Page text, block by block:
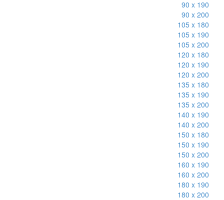
90 x 190
90 x 200
105 x 180
105 x 190
105 x 200
120 x 180
120 x 190
120 x 200
135 x 180
135 x 190
135 x 200
140 x 190
140 x 200
150 x 180
150 x 190
150 x 200
160 x 190
160 x 200
180 x 190
180 x 200